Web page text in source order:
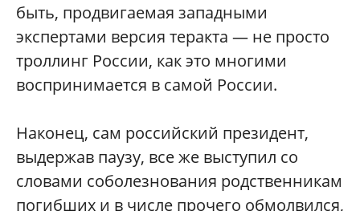
быть, продвигаемая западными
экспертами версия теракта — не просто
троллинг России, как это многими
воспринимается в самой России.
Наконец, сам российский президент,
выдержав паузу, все же выступил со
словами соболезнования родственникам
погибших и в числе прочего обмолвился,